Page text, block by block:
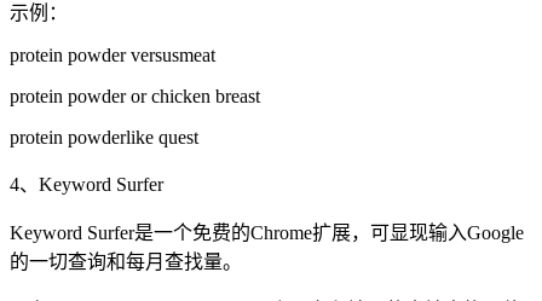
示例：
protein powderversusmeat
protein powderorchicken breast
protein powderlike quest
4、Keyword Surfer
Keyword Surfer是一个免费的Chrome扩展，可显现输入Google
的一切查询和每月查找量。